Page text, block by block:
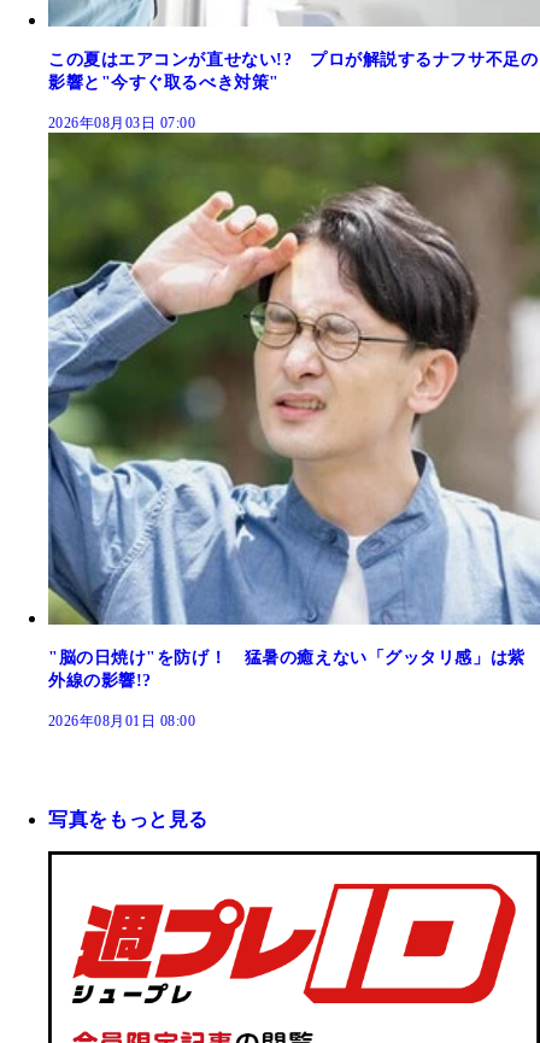
この夏はエアコンが直せない!? プロが解説するナフサ不足の
影響と"今すぐ取るべき対策"
2026年08月03日 07:00
"脳の日焼け"を防げ！ 猛暑の癒えない「グッタリ感」は紫
外線の影響!?
2026年08月01日 08:00
写真をもっと見る